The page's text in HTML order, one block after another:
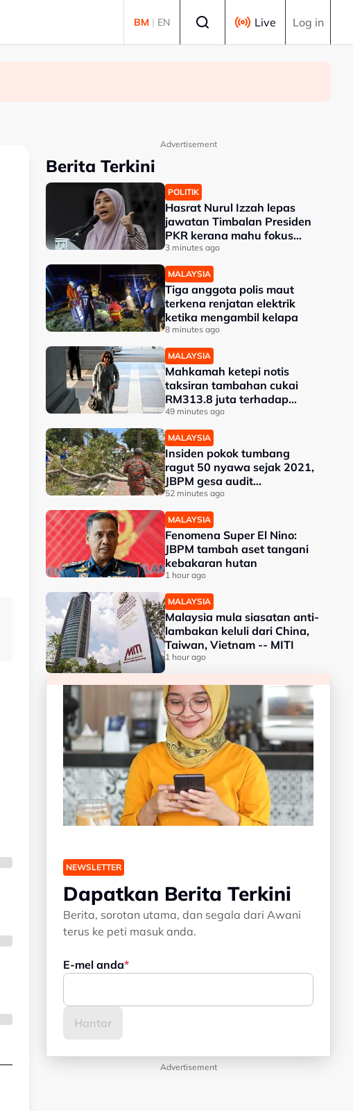
BM | EN Live Log in
Advertisement
Berita Terkini
POLITIK
Hasrat Nurul Izzah lepas
jawatan Timbalan Presiden
PKR kerana mahu fokus
pengajian lanjutan
3 minutes ago
MALAYSIA
Tiga anggota polis maut
terkena renjatan elektrik
ketika mengambil kelapa
8 minutes ago
MALAYSIA
Mahkamah ketepi notis
taksiran tambahan cukai
RM313.8 juta terhadap
Na'imah
49 minutes ago
MALAYSIA
Insiden pokok tumbang
ragut 50 nyawa sejak 2021,
JBPM gesa audit
keselamatan berkala
52 minutes ago
MALAYSIA
Fenomena Super El Nino:
JBPM tambah aset tangani
kebakaran hutan
1 hour ago
MALAYSIA
Malaysia mula siasatan anti-
lambakan keluli dari China,
Taiwan, Vietnam -- MITI
1 hour ago
NEWSLETTER
Dapatkan Berita Terkini
Berita, sorotan utama, dan segala dari Awani
terus ke peti masuk anda.
E-mel anda
Advertisement